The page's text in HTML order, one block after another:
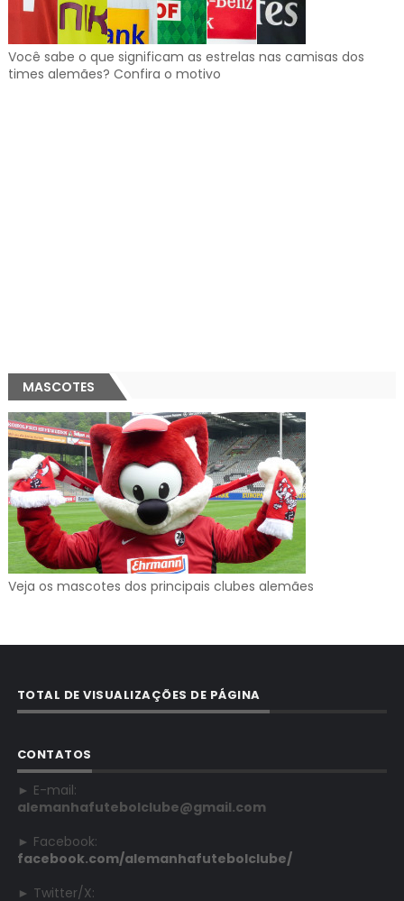
Você sabe o que significam as estrelas nas camisas dos
times alemães? Confira o motivo
MASCOTES
Veja os mascotes dos principais clubes alemães
TOTAL DE VISUALIZAÇÕES DE PÁGINA
CONTATOS
► E-mail:
alemanhafutebolclube@gmail.com
► Facebook:
facebook.com/alemanhafutebolclube/
► Twitter/X: